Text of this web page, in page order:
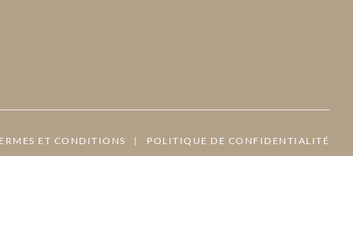
ET CONDITIONS | POLITIQUE DE CONFIDENTIALITÉ